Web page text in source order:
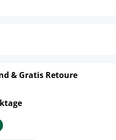
& Gratis Retoure